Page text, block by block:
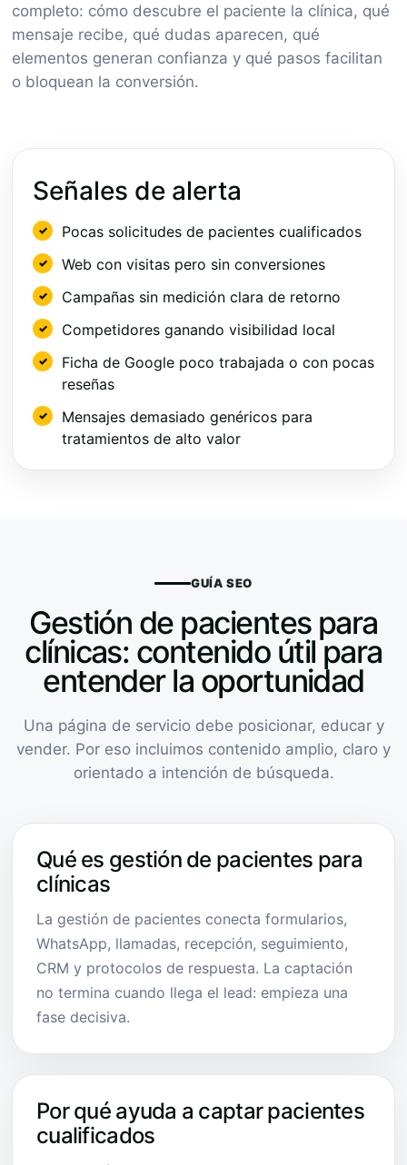
completo: cómo descubre el paciente la clínica, qué
mensaje recibe, qué dudas aparecen, qué
elementos generan confianza y qué pasos facilitan
o bloquean la conversión.
Señales de alerta
Pocas solicitudes de pacientes cualificados
Web con visitas pero sin conversiones
Campañas sin medición clara de retorno
Competidores ganando visibilidad local
Ficha de Google poco trabajada o con pocas
reseñas
Mensajes demasiado genéricos para
tratamientos de alto valor
GUÍA SEO
Gestión de pacientes para
clínicas: contenido útil para
entender la oportunidad
Una página de servicio debe posicionar, educar y
vender. Por eso incluimos contenido amplio, claro y
orientado a intención de búsqueda.
Qué es gestión de pacientes para
clínicas
La gestión de pacientes conecta formularios,
WhatsApp, llamadas, recepción, seguimiento,
CRM y protocolos de respuesta. La captación
no termina cuando llega el lead: empieza una
fase decisiva.
Por qué ayuda a captar pacientes
cualificados